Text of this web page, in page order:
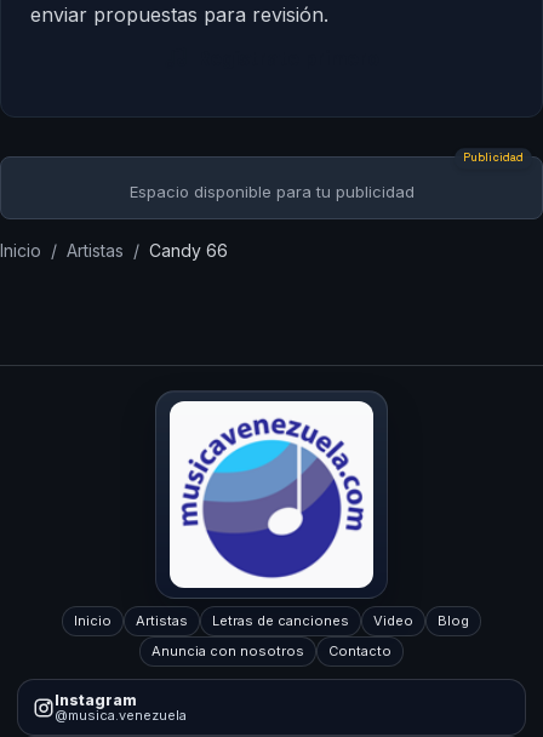
enviar propuestas para revisión.
Publicidad
Espacio disponible para tu publicidad
Inicio / Artistas / Candy 66
Inicio Artistas Letras de canciones Video
Blog
Anuncia con nosotros
Contacto
Instagram
@musica.venezuela